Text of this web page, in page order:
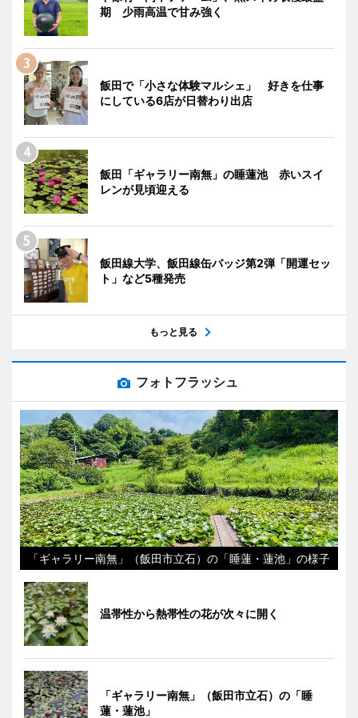
期 少雨高温で甘み強く
飯田で「小さな体験マルシェ」 好きを仕事
にしている6店が日替わり出店
飯田「ギャラリー南無」の睡蓮池 赤いスイ
レンが見頃迎える
飯田線大学、飯田線缶バッジ第2弾「開運セッ
ト」など5種発売
もっと見る
フォトフラッシュ
「ギャラリー南無」（飯田市立石）の「睡蓮・蓮池」の様子
温帯性から熱帯性の花が次々に開く
「ギャラリー南無」（飯田市立石）の「睡
蓮・蓮池」